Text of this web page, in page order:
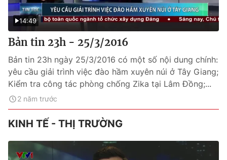
14:49
Bản tin 23h - 25/3/2016
Bản tin 23h ngày 25/3/2016 có một số nội dung chính:
yêu cầu giải trình việc đào hầm xuyên núi ở Tây Giang;
Kiểm tra công tác phòng chống Zika tại Lâm Đồng;...
2 năm trước
KINH TẾ - THỊ TRƯỜNG